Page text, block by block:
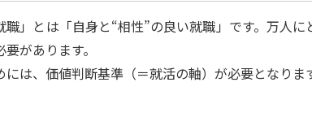
職」とは「自身と“相性”の良い就職」です。万人
があります。
には、価値判断基準（＝就活の軸）が必要となりま